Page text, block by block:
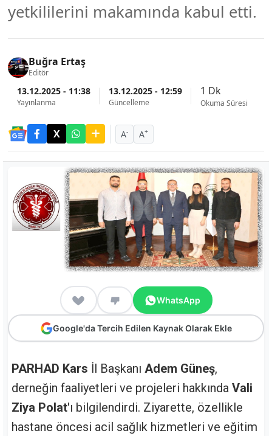
yetkililerini makamında kabul etti.
Buğra Ertaş
Editör
13.12.2025 - 11:38
Yayınlanma
13.12.2025 - 12:59
Güncelleme
1 Dk
Okuma Süresi
A- A+
WhatsApp
Google'da Tercih Edilen Kaynak Olarak Ekle
PARHAD Kars İl Başkanı Adem Güneş,
derneğin faaliyetleri ve projeleri hakkında Vali
Ziya Polat'ı bilgilendirdi. Ziyarette, özellikle
hastane öncesi acil sağlık hizmetleri ve eğitim